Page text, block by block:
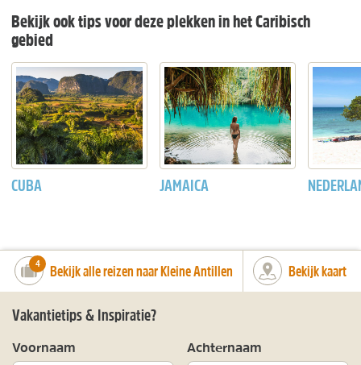
Bekijk ook tips voor deze plekken in het Caribisch
gebied
CUBA JAMAICA
number_of_trips:
4 Bekijk alle reizen naar Kleine Antillen Bekijk kaart
Vakantietips & Inspiratie?
Voornaam Achternaam